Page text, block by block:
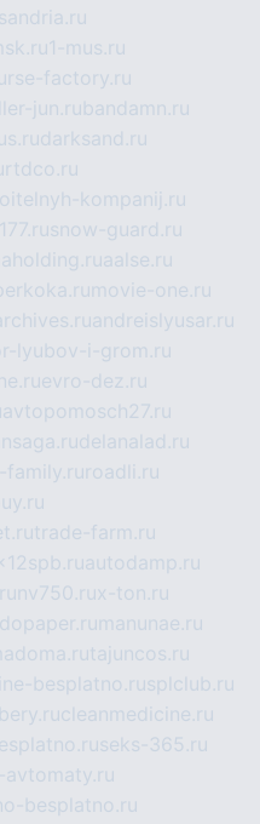
1-mus.ru
factory.ru
jun.rubandamn.ru
darksand.ru
rtdco.ru
kompanij.ru
snow-guard.ru
aalse.ru
movie-one.ru
andreislyusar.ru
lyubov-i-grom.ru
evro-dez.ru
avtopomosch27.ru
delanalad.ru
family.ru roadli.ru
trade-farm.ru
autodamp.ru
nv750.rux-ton.ru
manunae.ru
tajuncos.ru
besplatno.rusplclub.ru
cleanmedicine.ru
seks-365.ru
besplatno.ru